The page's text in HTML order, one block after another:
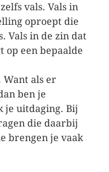
vals. Vals in
oproept die
Vals in de zin dat
op een bepaalde
als er
ben je
je uitdaging. Bij
die daarbij
brengen je vaak